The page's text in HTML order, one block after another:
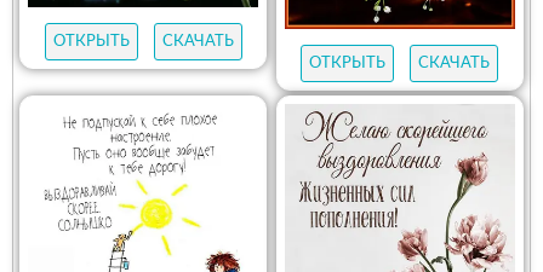
ОТКРЫТЬ
СКАЧАТЬ
ОТКРЫТЬ
СКАЧАТЬ